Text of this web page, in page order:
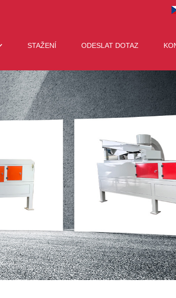
STAŽENÍ ODESLAT DOTAZ